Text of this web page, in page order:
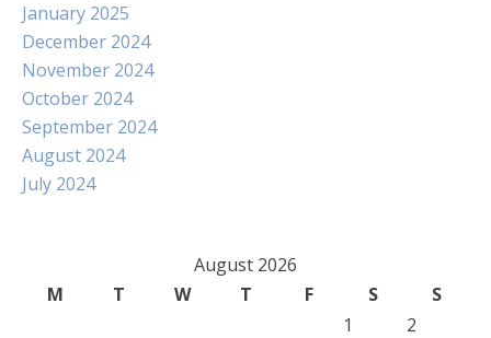
January 2025
December 2024
November 2024
October 2024
September 2024
August 2024
July 2024
August 2026
M
T W T F S
S
1
2